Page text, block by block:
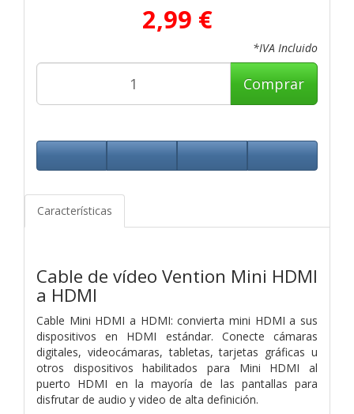
2,99 €
*IVA Incluido
Comprar
Características
Cable de vídeo Vention Mini HDMI
a HDMI
Cable Mini HDMI a HDMI: convierta mini HDMI a sus
dispositivos en HDMI estándar. Conecte cámaras
digitales, videocámaras, tabletas, tarjetas gráficas u
otros dispositivos habilitados para Mini HDMI al
puerto HDMI en la mayoría de las pantallas para
disfrutar de audio y video de alta definición.